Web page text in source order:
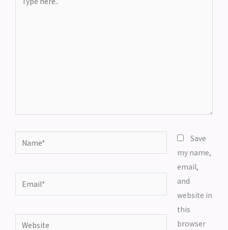
here..
Name*
Email*
Website
Save
my name,
email,
and
website in
this
browser